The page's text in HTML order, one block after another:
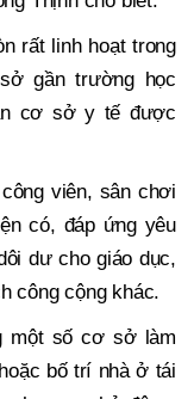
rất linh hoạt trong
gần trường học
cơ sở y tế được
viên, sân chơi
có, đáp ứng yêu
dư cho giáo dục,
công cộng khác.
một số cơ sở làm
bố trí nhà ở tái